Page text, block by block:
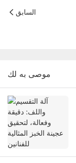
السابق
موصى به لك